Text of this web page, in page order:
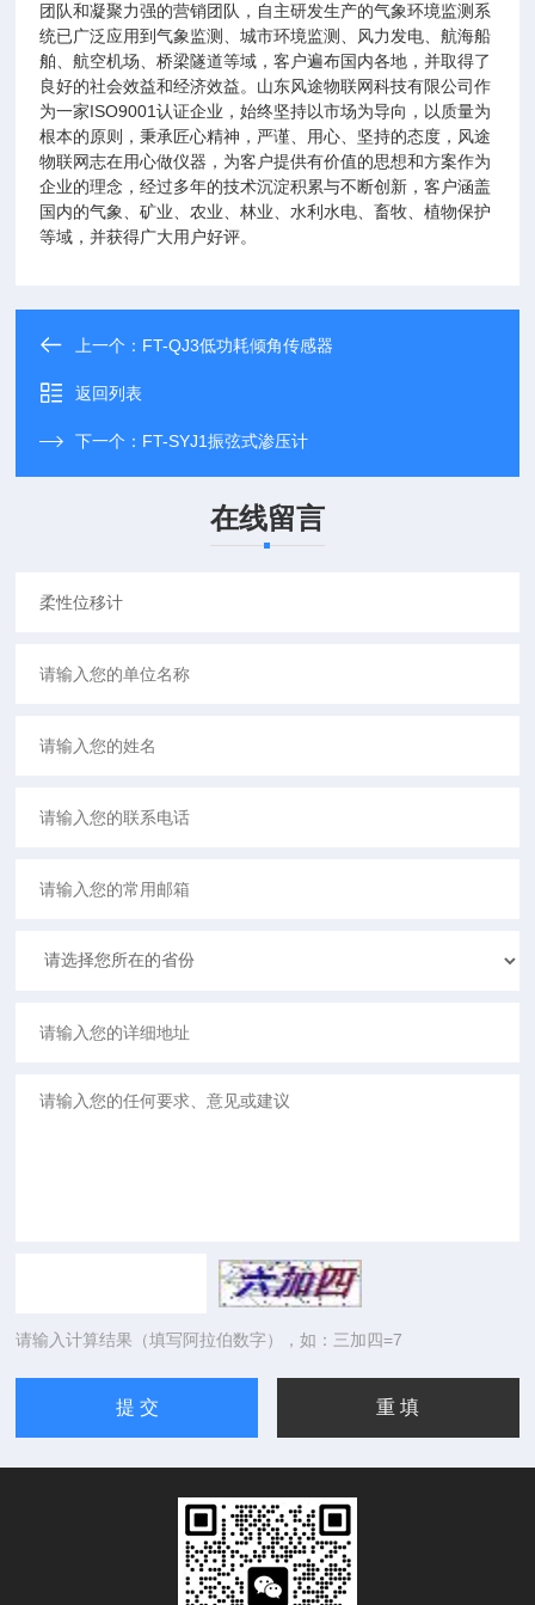
团队和凝聚力强的营销团队，自主研发生产的气象环境监测系
统已广泛应用到气象监测、城市环境监测、风力发电、航海船
舶、航空机场、桥梁隧道等域，客户遍布国内各地，并取得了
良好的社会效益和经济效益。山东风途物联网科技有限公司作
为一家ISO9001认证企业，始终坚持以市场为导向，以质量为
根本的原则，秉承匠心精神，严谨、用心、坚持的态度，风途
物联网志在用心做仪器，为客户提供有价值的思想和方案作为
企业的理念，经过多年的技术沉淀积累与不断创新，客户涵盖
国内的气象、矿业、农业、林业、水利水电、畜牧、植物保护
等域，并获得广大用户好评。
上一个： FT-QJ3低功耗倾角传感器
返回列表
下一个： FT-SYJ1振弦式渗压计
在线留言
请输入计算结果（填写阿拉伯数字），如：三加四=7